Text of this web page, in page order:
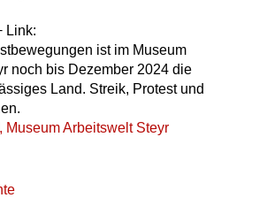
Link:
ist im Museum
noch bis Dezember 2024 die
Land. Streik, Protest und
Museum Arbeitswelt Steyr